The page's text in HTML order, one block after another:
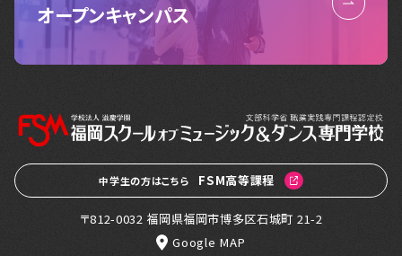
オープンキャンパス
中学生の方はこちら FSM高等課程
〒812-0032 福岡県福岡市博多区石城町 21-2
Google MAP